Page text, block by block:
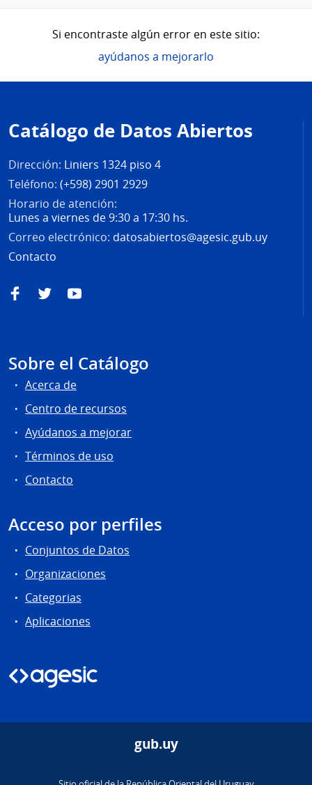
Si encontraste algún error en este sitio:
ayúdanos a mejorarlo
de
página
Catálogo de Datos Abiertos
Dirección: Liniers 1324 piso 4
Teléfono: (+598) 2901 2929
Horario de atención:
Lunes a viernes de 9:30 a 17:30 hs.
Correo electrónico: datosabiertos@agesic.gub.uy
Contacto
FacebookTwitterYouTube
Sobre el Catálogo
Acerca de
Centro de recursos
Ayúdanos a mejorar
Términos de uso
Contacto
Acceso por perfiles
Conjuntos de Datos
Organizaciones
Categorias
Aplicaciones
gub.uy